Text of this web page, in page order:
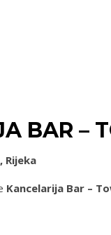
BAR –
Rijeka
Kancelarija Bar –